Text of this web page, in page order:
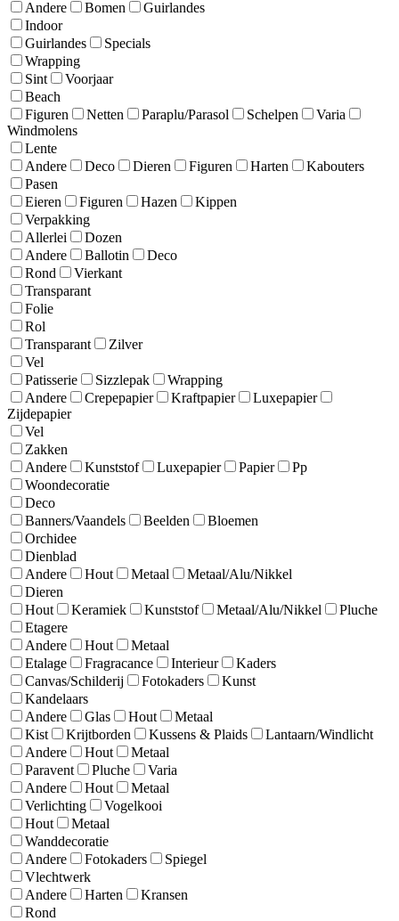
Andere
Bomen
Guirlandes
Indoor
Guirlandes
Specials
Wrapping
Sint
Voorjaar
Beach
Figuren
Netten Paraplu/Parasol Schelpen
Varia
Windmolens
Lente
Andere
Deco Dieren Figuren Harten
Kabouters
Pasen
Eieren
Figuren Hazen
Kippen
Verpakking
Allerlei
Dozen
Andere
Ballotin
Deco
Rond
Vierkant
Transparant
Folie
Rol
Transparant
Zilver
Vel
Patisserie
Sizzlepak
Wrapping
Andere
Crepepapier Kraftpapier
Luxepapier
Zijdepapier
Vel
Zakken
Andere
Kunststof Luxepapier Papier
Pp
Woondecoratie
Deco
Banners/Vaandels
Beelden
Bloemen
Orchidee
Dienblad
Andere
Hout Metaal
Metaal/Alu/Nikkel
Dieren
Hout
Keramiek Kunststof Metaal/Alu/Nikkel
Pluche
Etagere
Andere
Hout
Metaal
Etalage
Fragracance Interieur
Kaders
Canvas/Schilderij
Fotokaders
Kunst
Kandelaars
Andere
Glas Hout
Metaal
Kist
Krijtborden Kussens & Plaids
Lantaarn/Windlicht
Andere
Hout
Metaal
Paravent
Pluche
Varia
Andere
Hout
Metaal
Verlichting
Vogelkooi
Hout
Metaal
Wanddecoratie
Andere
Fotokaders
Spiegel
Vlechtwerk
Andere
Harten
Kransen
Rond